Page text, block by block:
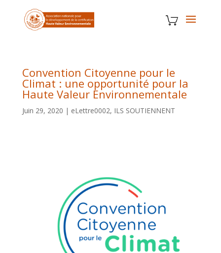
Convention Citoyenne pour le
Climat : une opportunité pour la
Haute Valeur Environnementale
Juin 29, 2020 | eLettre0002, ILS SOUTIENNENT